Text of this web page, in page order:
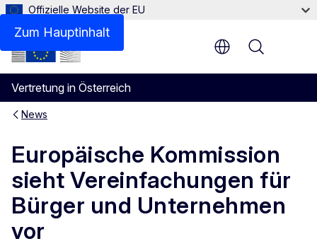
Zum Hauptinhalt
Offizielle Website der EU
Vertretung in Österreich
Menu
News
Europäische Kommission
sieht Vereinfachungen für
Bürger und Unternehmen
vor